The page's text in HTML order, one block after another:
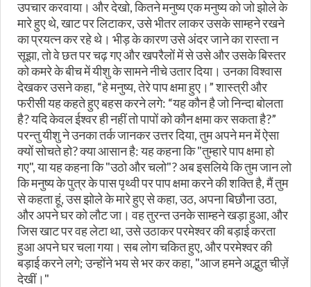
उपचार करवाया। और देखो, कितने मनुष्य एक मनुष्य को जो झोले के
मारे हुए थे, खाट पर लिटाकर, उसे भीतर लाकर उसके साम्हने रखने
का प्रयत्न कर रहे थे। भीड़ के कारण उसे अंदर जाने का रास्ता न
सूझा, तो वे छत पर चढ़ गए और खपरैलों में से उसे और उसके बिस्तर
को कमरे के बीच में यीशु के सामने नीचे उतार दिया। उनका विश्वास
देखकर उसने कहा, “हे मनुष्य, तेरे पाप क्षमा हुए।” शास्त्री और
फरीसी यह कहते हुए बहस करने लगे: “यह कौन है जो निन्दा बोलता
है? यदि केवल ईश्वर ही नहीं तो पापों को कौन क्षमा कर सकता है?”
परन्तु यीशु ने उनका तर्क जानकर उत्तर दिया, तुम अपने मन में ऐसा
क्यों सोचते हो? क्या आसान है: यह कहना कि "तुम्हारे पाप क्षमा हो
गए", या यह कहना कि "उठो और चलो"? अब इसलिये कि तुम जान लो
कि मनुष्य के पुत्र के पास पृथ्वी पर पाप क्षमा करने की शक्ति है, मैं तुम
से कहता हूं, उस झोले के मारे हुए से कहा, उठ, अपना बिछौना उठा,
और अपने घर को लौट जा। वह तुरन्त उनके साम्हने खड़ा हुआ, और
जिस खाट पर वह लेटा था, उसे उठाकर परमेश्वर की बड़ाई करता
हुआ अपने घर चला गया। सब लोग चकित हुए, और परमेश्वर की
बड़ाई करने लगे; उन्होंने भय से भर कर कहा, "आज हमने अद्भुत चीज़ें
देखीं।"